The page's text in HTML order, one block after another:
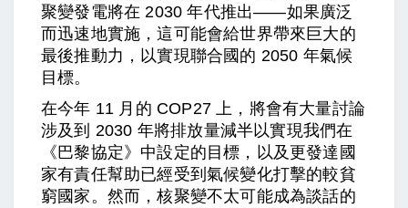
聚變發電將在 2030 年代推出——如果廣泛
而迅速地實施，這可能會給世界帶來巨大的
最後推動力，以實現聯合國的 2050 年氣候
目標。
在今年 11 月的 COP27 上，將會有大量討論
涉及到 2030 年將排放量減半以實現我們在
《巴黎協定》中設定的目標，以及更發達國
家有責任幫助已經受到氣候變化打擊的較貧
窮國家。然而，核聚變不太可能成為談話的